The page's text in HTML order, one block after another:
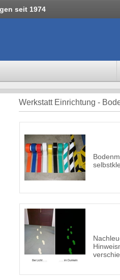
seit 1974
Werkstatt Einrichtung -